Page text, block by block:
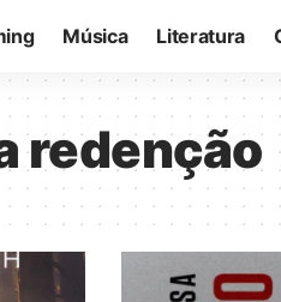
Música Literatura
redenção